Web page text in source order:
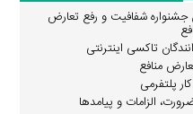
شفافیت و رفع تعارض
تاکسی اینترنتی
منافع
پلتفرمی
الزامات و پیامدها